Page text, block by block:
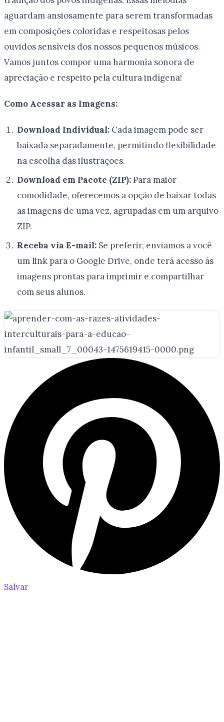
aguardam ansiosamente para serem transformadas
em composições coloridas e respeitosas pelos
ouvidos sensíveis dos nossos pequenos músicos.
Vamos juntos compor uma harmonia sonora de
apreciação e respeito pela cultura indígena!
Como Acessar as Imagens:
Download Individual:Cada imagem pode ser
baixada separadamente, permitindo flexibilidade
na escolha das ilustrações.
Download em Pacote (ZIP):Para maior
comodidade, oferecemos a opção de baixar todas
as imagens de uma vez, agrupadas em um arquivo
ZIP.
Receba via E-mail:Se preferir, enviamos a você
um link para o Google Drive, onde terá acesso às
imagens prontas para imprimir e compartilhar
com seus alunos.
Salvar